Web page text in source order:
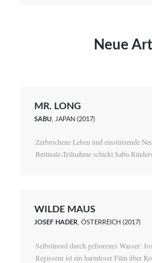
Neue
MR. LONG
SABU , JAPAN (2017)
Zerbrochene Leben und einstürzende
Berlinale-Teilnahme schickt Sabu
WILDE MAUS
JOSEF HADER, ÖSTERREICH (2017)
Selbstmord durch gefrorenes Wasser:
Regisseur ist ein harmloser Film über